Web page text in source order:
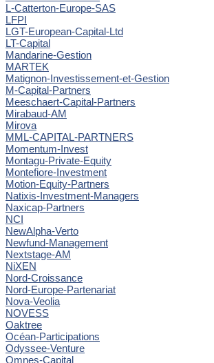
L-Catterton-Europe-SAS
LFPI
LGT-European-Capital-Ltd
LT-Capital
Mandarine-Gestion
MARTEK
Matignon-Investissement-et-Gestion
M-Capital-Partners
Meeschaert-Capital-Partners
Mirabaud-AM
Mirova
MML-CAPITAL-PARTNERS
Momentum-Invest
Montagu-Private-Equity
Montefiore-Investment
Motion-Equity-Partners
Natixis-Investment-Managers
Naxicap-Partners
NCI
NewAlpha-Verto
Newfund-Management
Nextstage-AM
NiXEN
Nord-Croissance
Nord-Europe-Partenariat
Nova-Veolia
NOVESS
Oaktree
Océan-Participations
Odyssee-Venture
Omnes-Capital